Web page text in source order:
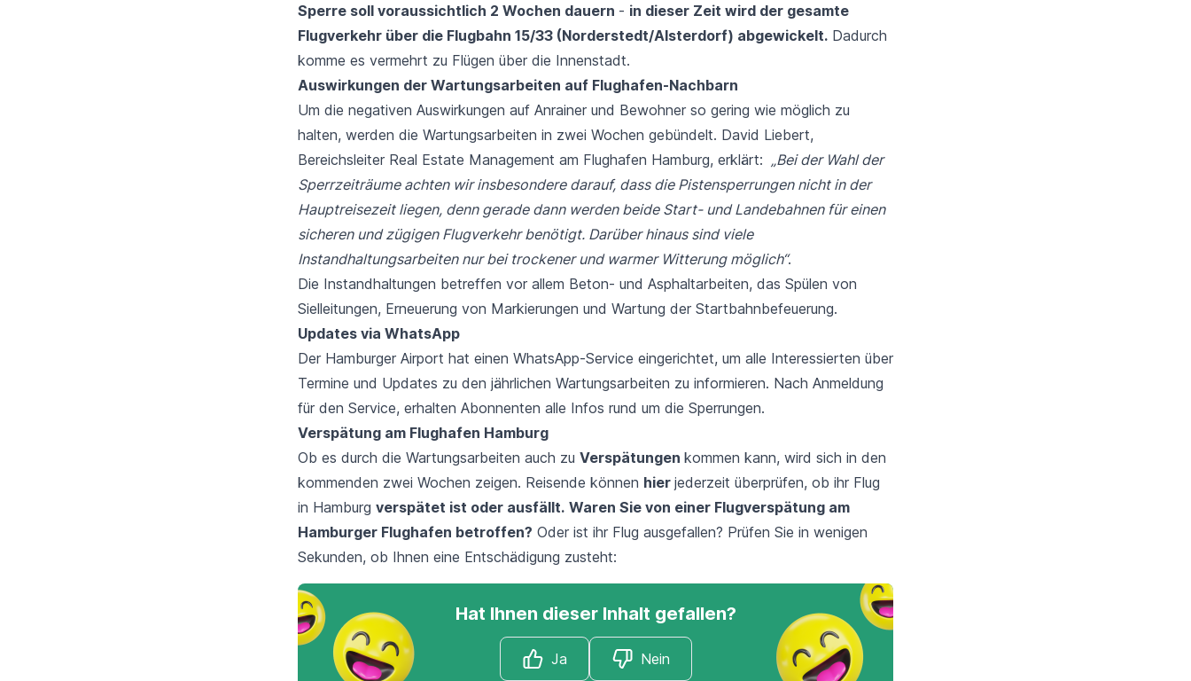
Sperre soll voraussichtlich 2 Wochen dauern - in dieser Zeit wird der gesamte
Flugverkehr über die Flugbahn 15/33 (Norderstedt/Alsterdorf) abgewickelt. Dadurch
komme es vermehrt zu Flügen über die Innenstadt.
Auswirkungen der Wartungsarbeiten auf Flughafen-Nachbarn
Um die negativen Auswirkungen auf Anrainer und Bewohner so gering wie möglich zu
halten, werden die Wartungsarbeiten in zwei Wochen gebündelt. David Liebert,
Bereichsleiter Real Estate Management am Flughafen Hamburg, erklärt: „Bei der Wahl der
Sperrzeiträume achten wir insbesondere darauf, dass die Pistensperrungen nicht in der
Hauptreisezeit liegen, denn gerade dann werden beide Start- und Landebahnen für einen
sicheren und zügigen Flugverkehr benötigt. Darüber hinaus sind viele
Instandhaltungsarbeiten nur bei trockener und warmer Witterung möglich“.
Die Instandhaltungen betreffen vor allem Beton- und Asphaltarbeiten, das Spülen von
Sielleitungen, Erneuerung von Markierungen und Wartung der Startbahnbefeuerung.
Updates via WhatsApp
Der Hamburger Airport hat einen WhatsApp-Service eingerichtet, um alle Interessierten über
Termine und Updates zu den jährlichen Wartungsarbeiten zu informieren. Nach Anmeldung
für den Service, erhalten Abonnenten alle Infos rund um die Sperrungen.
Verspätung am Flughafen Hamburg
Ob es durch die Wartungsarbeiten auch zu Verspätungen kommen kann, wird sich in den
kommenden zwei Wochen zeigen. Reisende können hier jederzeit überprüfen, ob ihr Flug
in Hamburg verspätet ist oder ausfällt. Waren Sie von einer Flugverspätung am
Hamburger Flughafen betroffen? Oder ist ihr Flug ausgefallen? Prüfen Sie in wenigen
Sekunden, ob Ihnen eine Entschädigung zusteht:
Hat Ihnen dieser Inhalt gefallen?
Ja Nein